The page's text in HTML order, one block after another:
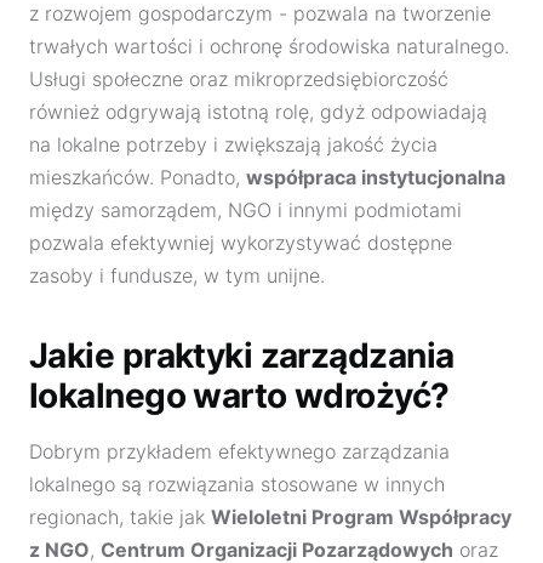
z rozwojem gospodarczym - pozwala na tworzenie
trwałych wartości i ochronę środowiska naturalnego.
Usługi społeczne oraz mikroprzedsiębiorczość
również odgrywają istotną rolę, gdyż odpowiadają
na lokalne potrzeby i zwiększają jakość życia
mieszkańców. Ponadto, współpraca instytucjonalna
między samorządem, NGO i innymi podmiotami
pozwala efektywniej wykorzystywać dostępne
zasoby i fundusze, w tym unijne.
Jakie praktyki zarządzania
lokalnego warto wdrożyć?
Dobrym przykładem efektywnego zarządzania
lokalnego są rozwiązania stosowane w innych
regionach, takie jak Wieloletni Program Współpracy
z NGO, Centrum Organizacji Pozarządowych oraz